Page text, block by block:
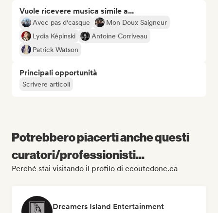
Vuole ricevere musica simile a...
Avec pas d'casque
Mon Doux Saigneur
Lydia Képinski
Antoine Corriveau
Patrick Watson
Principali opportunità
Scrivere articoli
Potrebbero piacerti anche questi
curatori/professionisti...
Perché stai visitando il profilo di ecoutedonc.ca
Dreamers Island Entertainment